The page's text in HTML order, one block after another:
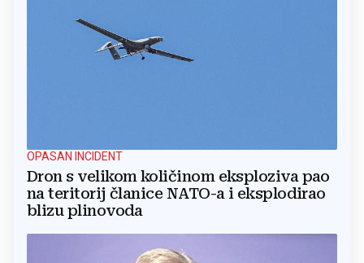
OPASAN INCIDENT
Dron s velikom količinom eksploziva pao
na teritorij članice NATO-a i eksplodirao
blizu plinovoda